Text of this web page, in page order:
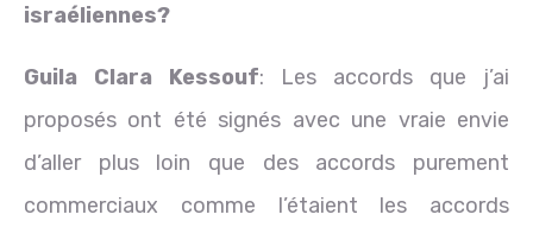
israéliennes?
Guila Clara Kessouf: Les accords que j’ai
proposés ont été signés avec une vraie envie
d’aller plus loin que des accords purement
commerciaux comme l’étaient les accords